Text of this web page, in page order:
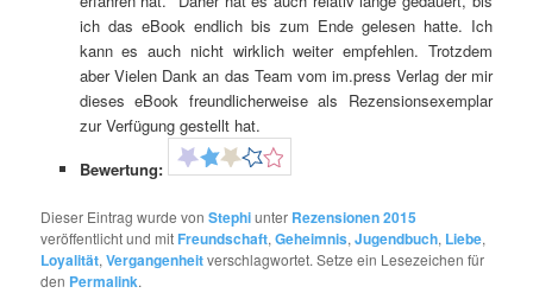
ich das eBook endlich bis zum Ende gelesen hatte. Ich
kann es auch nicht wirklich weiter empfehlen. Trotzdem
aber Vielen Dank an das Team vom im.press Verlag der mir
dieses eBook freundlicherweise als Rezensionsexemplar
zur Verfügung gestellt hat.
Bewertung:
Dieser Eintrag wurde vonStephiunter Rezensionen 2015
veröffentlicht und mit Freundschaft,Geheimnis,Jugendbuch, Liebe,
Loyalität,Vergangenheitverschlagwortet. Setze ein Lesezeichen für
den Permalink.